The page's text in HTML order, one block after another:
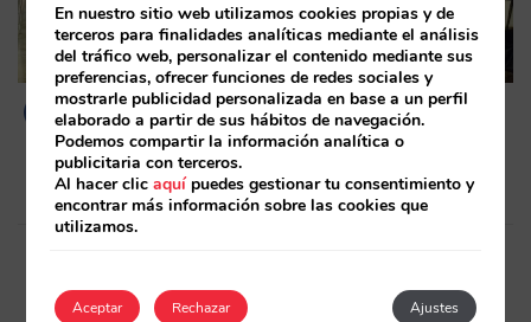
Post
navigation
Implementamos Google
Novedad: Cobra por
En nuestro sitio web utilizamos cookies propias y de
terceros para finalidades analíticas mediante el análisis
del tráfico web, personalizar el contenido mediante sus
preferencias, ofrecer funciones de redes sociales y
mostrarle publicidad personalizada en base a un perfil
elaborado a partir de sus hábitos de navegación.
Podemos compartir la información analítica o
publicitaria con terceros.
Al hacer clicaquípuedes gestionar tu consentimiento y
encontrar más información sobre las cookies que
utilizamos.
Aceptar Ajustes
Rechazar